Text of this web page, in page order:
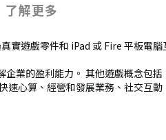
了解更多
實遊戲零件和 iPad 或 Fire 平板電
業的盈利能力。 其他遊戲概念包
速心算、經營和發展業務、社交互